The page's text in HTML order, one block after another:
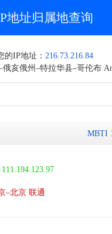
地址归属地查询
的IP地址： 216.73.216.84
俄亥俄州–特拉华县–哥伦布
MBTI
111.194.123.97
–北京 联通